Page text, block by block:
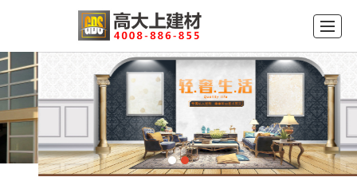
首页 产品展示 品牌中心 工程案例 留言反馈 联系我们